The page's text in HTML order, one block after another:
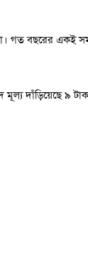
গত বছরের একই
দাঁড়িয়েছে ৯